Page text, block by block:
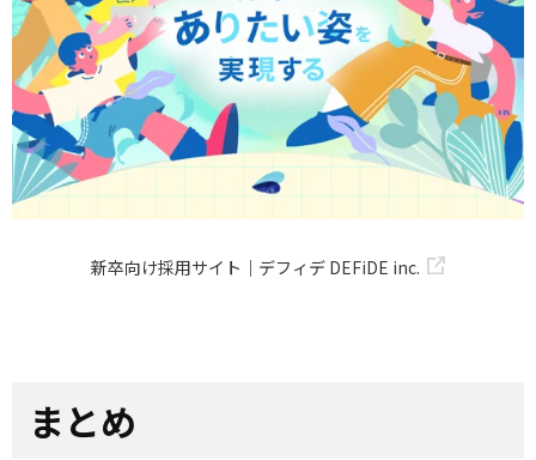
新卒向け採用サイト｜デフィデ DEFiDE inc.
まとめ